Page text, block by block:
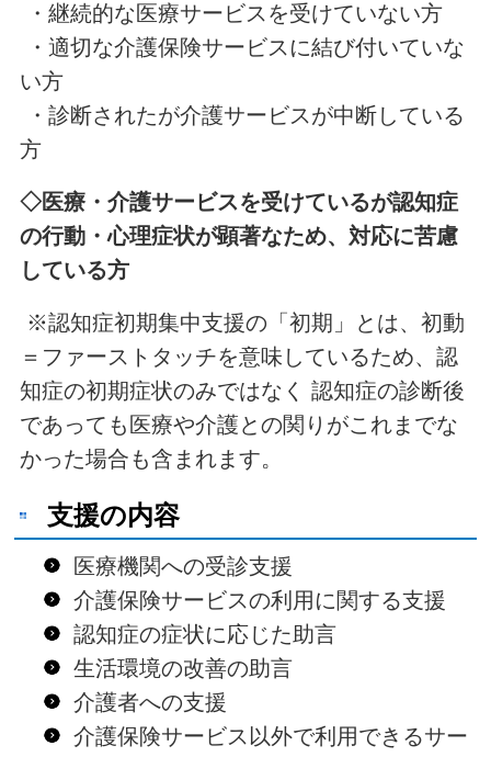
・継続的な医療サービスを受けていない方
・適切な介護保険サービスに結び付いていな
い方
・診断されたが介護サービスが中断している
方
◇医療・介護サービスを受けているが認知症
の行動・心理症状が顕著なため、対応に苦慮
している方
※認知症初期集中支援の「初期」とは、初動
＝ファーストタッチを意味しているため、認
知症の初期症状のみではなく 認知症の診断後
であっても医療や介護との関りがこれまでな
かった場合も含まれます。
支援の内容
医療機関への受診支援
介護保険サービスの利用に関する支援
認知症の症状に応じた助言
生活環境の改善の助言
介護者への支援
介護保険サービス以外で利用できるサー